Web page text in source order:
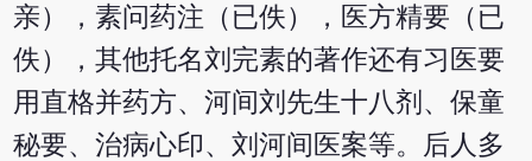
亲），素问药注（已佚），医方精要（已
佚），其他托名刘完素的著作还有习医要
用直格并药方、河间刘先生十八剂、保童
秘要、治病心印、刘河间医案等。后人多